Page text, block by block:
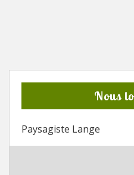
Nous
Paysagiste Lange